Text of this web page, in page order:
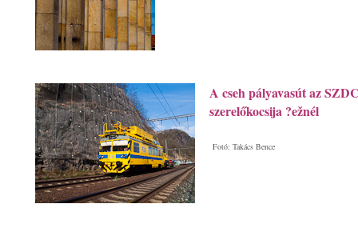
A cseh pályavasút az
szerelőkocsija ?ežnél
Fotó: Takács Bence